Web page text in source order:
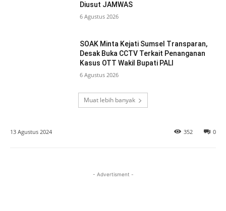
Diusut JAMWAS
6 Agustus 2026
SOAK Minta Kejati Sumsel Transparan,
Desak Buka CCTV Terkait Penanganan
Kasus OTT Wakil Bupati PALI
6 Agustus 2026
Muat lebih banyak
13 Agustus 2024 0
352
- Advertisment -